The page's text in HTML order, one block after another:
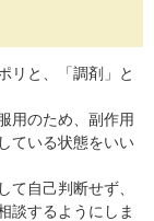
リと、「調剤」と
用のため、副作用
ている状態をいい
て自己判断せず、
談するようにしま